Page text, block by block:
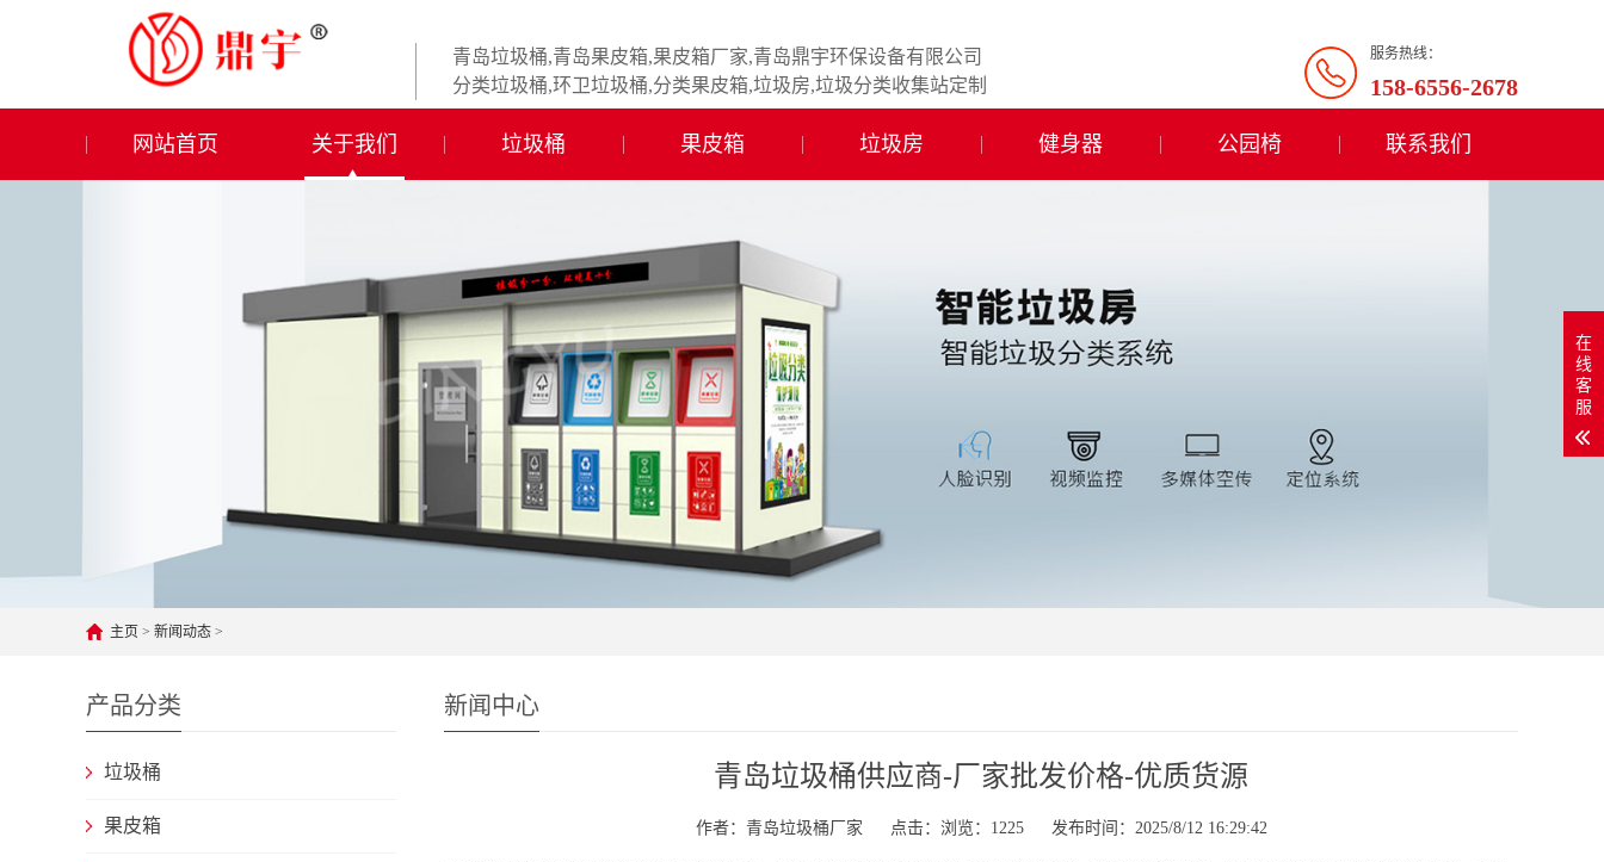
服务热线：
158-6556-2678
青岛垃圾桶,青岛果皮箱,果皮箱厂家,青岛鼎宇环保设备有限公司
分类垃圾桶,环卫垃圾桶,分类果皮箱,垃圾房,垃圾分类收集站定制
网站首页 关于我们 垃圾桶 果皮箱 垃圾房 健身器 公园椅 联系我们
主页 > 新闻动态 >
产品分类
垃圾桶
果皮箱
新闻中心
青岛垃圾桶供应商-厂家批发价格-优质货源
作者：青岛垃圾桶厂家 点击：浏览：1225 发布时间：2025/8/12 16:29:42
在
线
客
服